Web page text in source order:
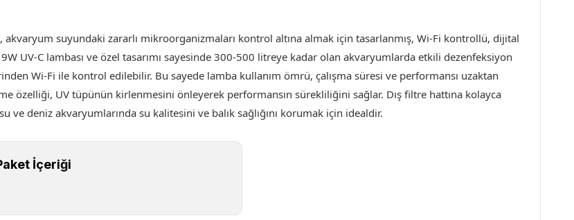
, akvaryum suyundaki zararlı mikroorganizmaları kontrol altına almak için tasarlanmış, Wi-Fi kontrollü, dijital
UV-C lambası ve özel tasarımı sayesinde 300-500 litreye kadar olan akvaryumlarda etkili dezenfeksiyon
Wi-Fi ile kontrol edilebilir. Bu sayede lamba kullanım ömrü, çalışma süresi ve performansı uzaktan
özelliği, UV tüpünün kirlenmesini önleyerek performansın sürekliliğini sağlar. Dış filtre hattına kolayca
ve deniz akvaryumlarında su kalitesini ve balık sağlığını korumak için idealdir.
İçeriği